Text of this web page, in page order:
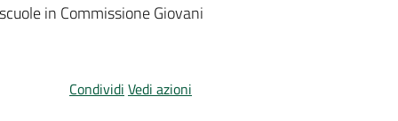
in Commissione Giovani
Condividi Vedi azioni